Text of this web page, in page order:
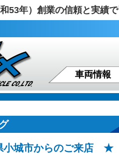
53年）創業の信頼と実績
車両情報
城市からのご来店 ★